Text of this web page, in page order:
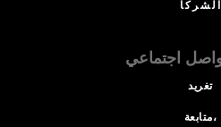
الشركا
اجتماعي
تغريد
متابعة،